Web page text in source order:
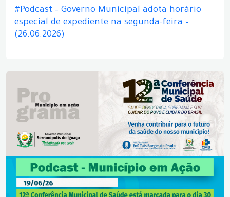
#Podcast – Governo Municipal adota horário
especial de expediente na segunda-feira –
(26.06.2026)